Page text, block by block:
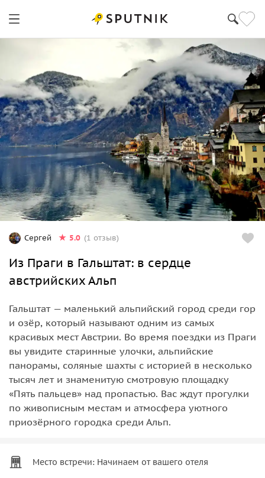
Сергей 5.0 (1 отзыв)
Из Праги в Гальштат: в сердце
австрийских Альп
Гальштат — маленький альпийский город среди гор
и озёр, который называют одним из самых
красивых мест Австрии. Во время поездки из Праги
вы увидите старинные улочки, альпийские
панорамы, соляные шахты с историей в несколько
тысяч лет и знаменитую смотровую площадку
«Пять пальцев» над пропастью. Вас ждут прогулки
по живописным местам и атмосфера уютного
приозёрного городка среди Альп.
Место встречи: Начинаем от вашего отеля